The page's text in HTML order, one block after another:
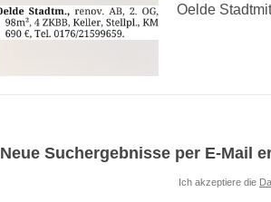
zur
Oelde
Neue Suchergebnisse per E-Mail
Ich akzeptiere die